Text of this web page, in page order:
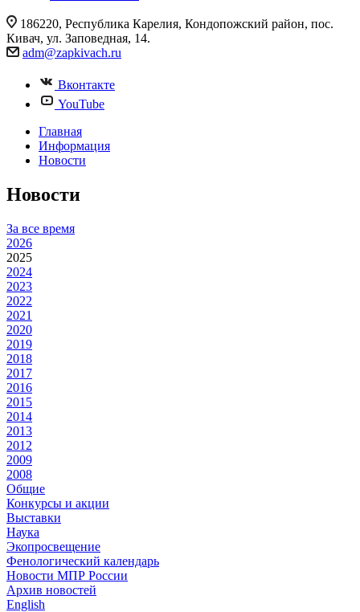
186220, Республика Карелия, Кондопожский район, пос.
Кивач, ул. Заповедная, 14.
adm@zapkivach.ru
Вконтакте
YouTube
Главная
Информация
Новости
Новости
За все время
2026
2025
2024
2023
2022
2021
2020
2019
2018
2017
2016
2015
2014
2013
2012
2009
2008
Общие
Конкурсы и акции
Выставки
Наука
Экопросвещение
Фенологический календарь
Новости МПР России
Архив новостей
English